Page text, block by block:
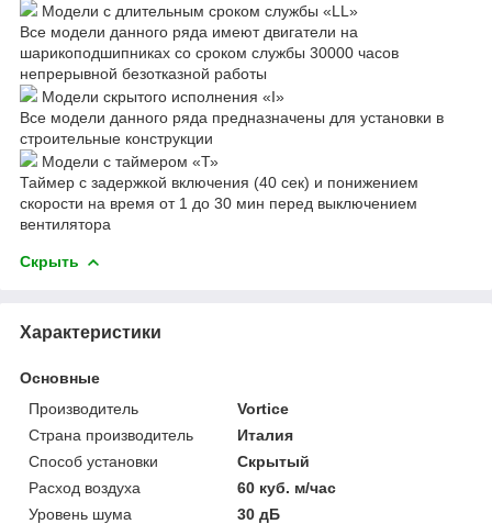
Модели с длительным сроком службы «LL»
Все модели данного ряда имеют двигатели на
шарикоподшипниках со сроком службы 30000 часов
непрерывной безотказной работы
Модели скрытого исполнения «I»
Все модели данного ряда предназначены для установки в
строительные конструкции
Модели с таймером «Т»
Таймер с задержкой включения (40 сек) и понижением
скорости на время от 1 до 30 мин перед выключением
вентилятора
Скрыть
Характеристики
Основные
Производитель
Vortice
Страна производитель
Италия
Способ установки
Скрытый
Расход воздуха
60 куб. м/час
Уровень шума
30 дБ